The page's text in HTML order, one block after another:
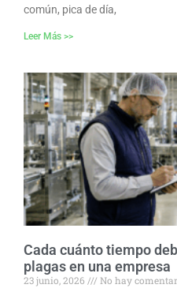
común, pica de día,
Leer Más >>
Cada cuánto tiempo
plagas en una empresa
23 junio, 2026
No hay